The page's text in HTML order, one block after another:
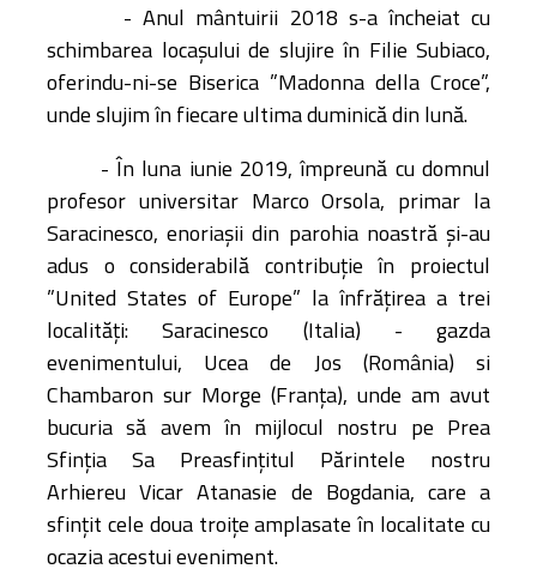
- Anul mântuirii 2018 s-a încheiat cu
schimbarea locașului de slujire în Filie Subiaco,
oferindu-ni-se Biserica ”Madonna della Croce”,
unde slujim în fiecare ultima duminică din lună.
- În luna iunie 2019, împreună cu domnul
profesor universitar Marco Orsola, primar la
Saracinesco, enoriașii din parohia noastră și-au
adus o considerabilă contribuție în proiectul
”United States of Europe” la înfrățirea a trei
localități: Saracinesco (Italia) - gazda
evenimentului, Ucea de Jos (România) si
Chambaron sur Morge (Franța), unde am avut
bucuria să avem în mijlocul nostru pe Prea
Sfinția Sa Preasfințitul Părintele nostru
Arhiereu Vicar Atanasie de Bogdania, care a
sfințit cele doua troițe amplasate în localitate cu
ocazia acestui eveniment.